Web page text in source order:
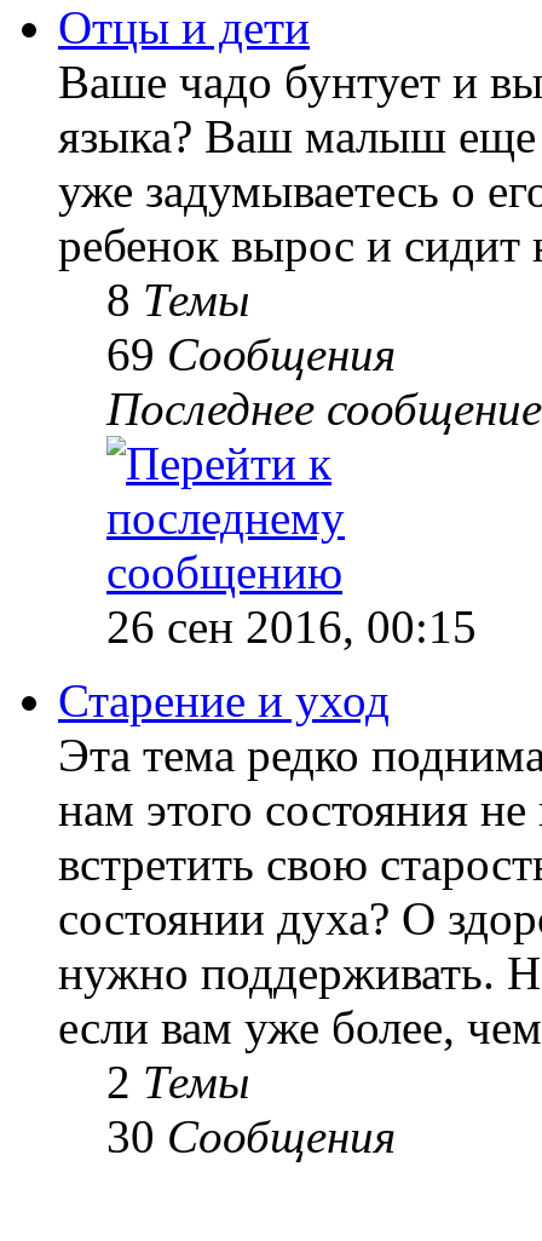
Отцы и дети
Ваше чадо бунтует и
языка? Ваш малыш еще
уже задумываетесь о
ребенок вырос и сидит
8 Темы
69 Сообщения
Последнее сообщение
26 сен 2016, 00:15
Старение и уход
Эта тема редко
нам этого состояния
встретить свою
состоянии духа? О
нужно поддерживать.
если вам уже более,
2 Темы
30 Сообщения